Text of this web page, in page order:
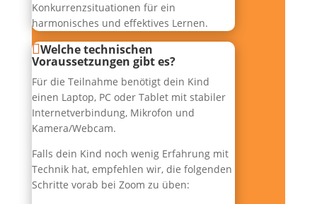
Konkurrenzsituationen für ein
harmonisches und effektives Lernen.
Welche technischen
Voraussetzungen gibt es?
Für die Teilnahme benötigt dein Kind
einen Laptop, PC oder Tablet mit stabiler
Internetverbindung, Mikrofon und
Kamera/Webcam.
Falls dein Kind noch wenig Erfahrung mit
Technik hat, empfehlen wir, die folgenden
Schritte vorab bei Zoom zu üben: